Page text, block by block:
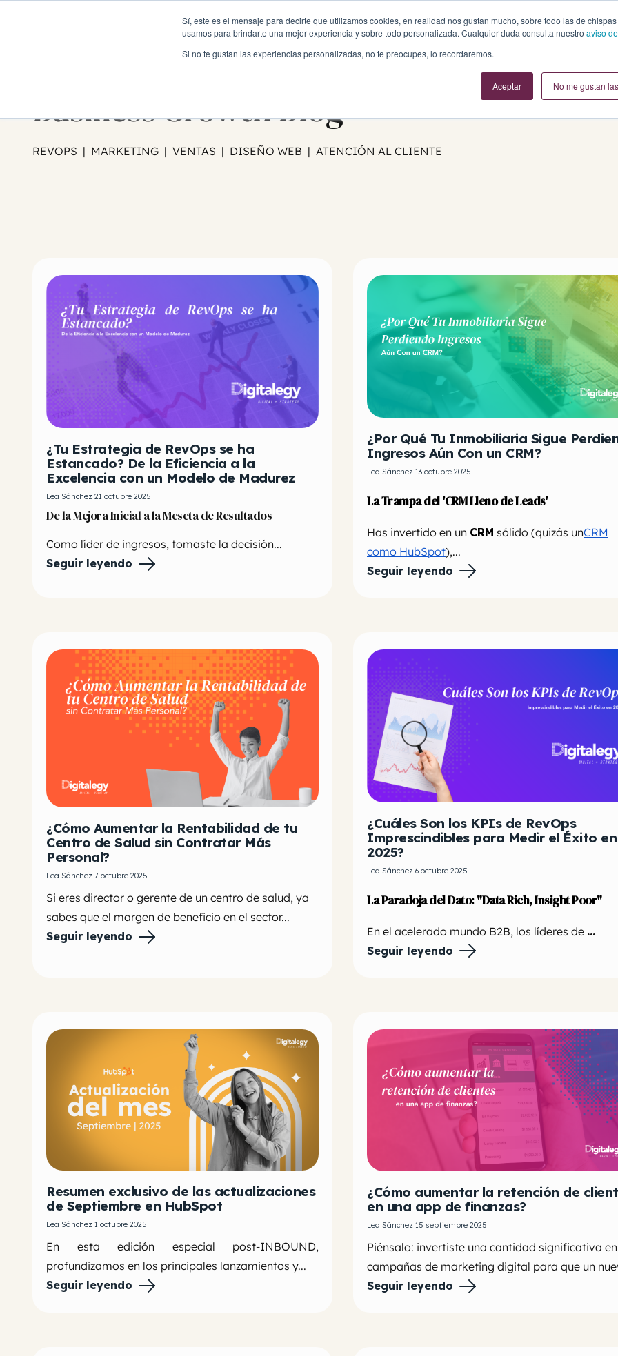
Sí, este es el mensaje para decirte que utilizamos cookies, en realidad nos gustan mucho, sobre todo las de
usamos para brindarte una mejor experiencia y sobre todo personalizada. Cualquier duda consulta nuestro aviso
Si no te gustan las experiencias personalizadas, no te preocupes, lo recordaremos.
Aceptar No me gustan
Business Growth Blog
REVOPS | MARKETING | VENTAS | DISEÑO WEB | ATENCIÓN AL CLIENTE
¿Tu Estrategia de RevOps se ha
Estancado? De la Eficiencia a la
Excelencia con un Modelo de Madurez
Lea Sánchez 21 octubre 2025
De la Mejora Inicial a la Meseta de Resultados
Como líder de ingresos, tomaste la decisión...
Seguir leyendo
¿Por Qué Tu Inmobiliaria Sigue
Ingresos Aún Con un CRM?
Lea Sánchez 13 octubre 2025
La Trampa del 'CRM Lleno de Leads'
Has invertido en un CRM sólido (quizás unCRM
como HubSpot),...
Seguir leyendo
¿Cómo Aumentar la Rentabilidad de tu
Centro de Salud sin Contratar Más
Personal?
Lea Sánchez 7 octubre 2025
Si eres director o gerente de un centro de salud, ya
sabes que el margen de beneficio en el sector...
Seguir leyendo
¿Cuáles Son los KPIs de RevOps
Imprescindibles para Medir el Éxito en
2025?
Lea Sánchez 6 octubre 2025
La Paradoja del Dato: "Data Rich, Insight Poor"
En el acelerado mundo B2B, los líderes de ...
Seguir leyendo
Resumen exclusivo de las actualizaciones
de Septiembre en HubSpot
Lea Sánchez 1 octubre 2025
En esta edición especial post-INBOUND,
profundizamos en los principales lanzamientos y...
Seguir leyendo
¿Cómo aumentar la retención de
en una app de finanzas?
Lea Sánchez 15 septiembre 2025
Piénsalo: invertiste una cantidad significativa en
campañas de marketing digital para que un
Seguir leyendo